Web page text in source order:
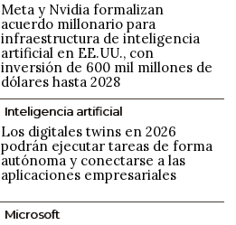
Meta y Nvidia formalizan
acuerdo millonario para
infraestructura de inteligencia
artificial en EE.UU., con
inversión de 600 mil millones de
dólares hasta 2028
Inteligencia artificial
Los digitales twins en 2026
podrán ejecutar tareas de forma
autónoma y conectarse a las
aplicaciones empresariales
Microsoft